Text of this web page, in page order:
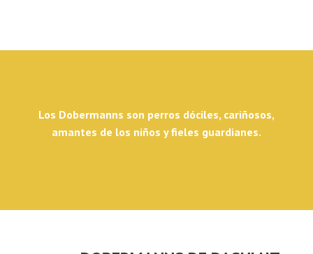
Los Dobermanns son perros dóciles, cariñosos,
amantes de los niños y fieles guardianes.